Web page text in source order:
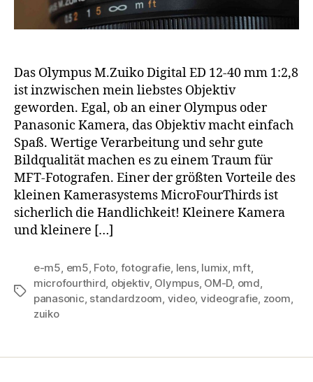
Das Olympus M.Zuiko Digital ED 12-40 mm 1:2,8
ist inzwischen mein liebstes Objektiv
geworden. Egal, ob an einer Olympus oder
Panasonic Kamera, das Objektiv macht einfach
Spaß. Wertige Verarbeitung und sehr gute
Bildqualität machen es zu einem Traum für
MFT-Fotografen. Einer der größten Vorteile des
kleinen Kamerasystems MicroFourThirds ist
sicherlich die Handlichkeit! Kleinere Kamera
und kleinere […]
Schlagwörter
e-m5, em5, Foto, fotografie, lens, lumix, mft,
microfourthird, objektiv, Olympus, OM-D, omd,
panasonic, standardzoom, video, videografie, zoom,
zuiko